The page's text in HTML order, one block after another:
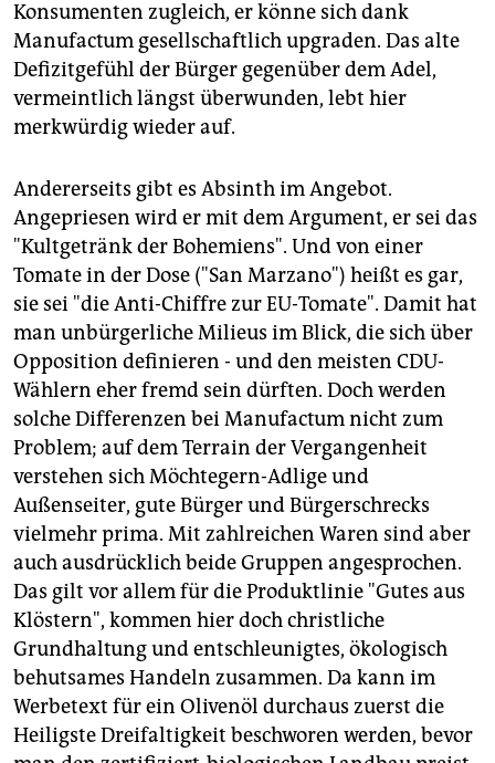
Konsumenten zugleich, er könne sich dank
Manufactum gesellschaftlich upgraden. Das alte
Defizitgefühl der Bürger gegenüber dem Adel,
vermeintlich längst überwunden, lebt hier
merkwürdig wieder auf.
Andererseits gibt es Absinth im Angebot.
Angepriesen wird er mit dem Argument, er sei das
"Kultgetränk der Bohemiens". Und von einer
Tomate in der Dose ("San Marzano") heißt es gar,
sie sei "die Anti-Chiffre zur EU-Tomate". Damit hat
man unbürgerliche Milieus im Blick, die sich über
Opposition definieren - und den meisten CDU-
Wählern eher fremd sein dürften. Doch werden
solche Differenzen bei Manufactum nicht zum
Problem; auf dem Terrain der Vergangenheit
verstehen sich Möchtegern-Adlige und
Außenseiter, gute Bürger und Bürgerschrecks
vielmehr prima. Mit zahlreichen Waren sind aber
auch ausdrücklich beide Gruppen angesprochen.
Das gilt vor allem für die Produktlinie "Gutes aus
Klöstern", kommen hier doch christliche
Grundhaltung und entschleunigtes, ökologisch
behutsames Handeln zusammen. Da kann im
Werbetext für ein Olivenöl durchaus zuerst die
Heiligste Dreifaltigkeit beschworen werden, bevor